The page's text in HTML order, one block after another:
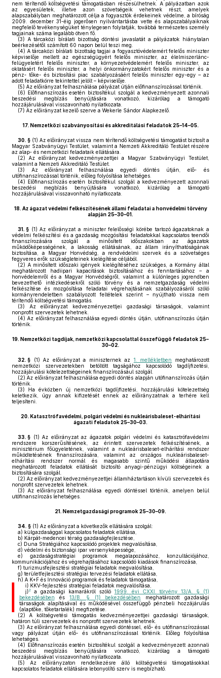
nem térítendő költségvetési támogatásban részesülhetnek. A pályázatban azok
az egyesületek, illetve azon szövetségeik vehetnek részt, amelyek
alapszabályban meghatározott célja a fogyasztók érdekeinek védelme, a bíróság
2009. december 31-éig jogerősen nyilvántartásba vette és alapszabályaiknak
megfelelő tevékenységüket ténylegesen folytatják, továbbá természetes személy
tagjainak száma legalább ötven fő.
(3) A tárcaközi bírálati bizottság döntési javaslatát a pályázatok hiánytalan
beérkezésétől számított 60 napon belül teszi meg.
(4) A tárcaközi bírálati bizottság tagjai a fogyasztóvédelemért felelős miniszter
képviselője mellett az egészségügyért felelős miniszter, az élelmiszerlánc-
felügyeletért felelős miniszter, a környezetvédelemért felelős miniszter, az
oktatásért felelős miniszter, a helyi önkormányzatokért felelős miniszter és a
pénz- tőke- és biztosítási piac szabályozásáért felelős miniszter egy-egy – az
adott feladatkörre tekintettel jelölt – képviselője.
(5) Az előirányzat felhasználása pályázat útján előfinanszírozással történik.
(6) Előfinanszírozás esetén biztosítékul szolgál a kedvezményezett azonnali
beszedési megbízás benyújtására vonatkozó, kizárólag a támogató
hozzájárulásával visszavonható nyilatkozata.
(7) Az előirányzat kezelő szerve a Wekerle Sándor Alapkezelő.
17. Nemzetközi szabványosítási és akkreditálási feladatok 25–14–05.
30. § (1) Az előirányzat vissza nem térítendő költségvetési támogatást biztosít a
Magyar Szabványügyi Testület, valamint a Nemzeti Akkreditáló Testület részére
az alap- és nemzetközi feladataik ellátására.
(2) Az előirányzat kedvezményezettjei a Magyar Szabványügyi Testület,
valamint a Nemzeti Akkreditáló Testület.
(3) Az előirányzat felhasználása egyedi döntés útján, elő- és
utófinanszírozással történik, előleg folyósítása lehetséges.
(4) Előfinanszírozás esetén biztosítékul szolgál a kedvezményezett azonnali
beszedési megbízás benyújtására vonatkozó, kizárólag a támogató
hozzájárulásával visszavonható nyilatkozata.
18. Az ágazat védelmi felkészítésének állami feladatai a honvédelmi törvény
alapján 25–30–01.
31. § (1) Az előirányzat a miniszter felelősségi körébe tartozó ágazatoknak a
védelmi felkészítési és a gazdaság mozgósítási feladatokkal kapcsolatos teendői
finanszírozására szolgál a minősített időszakokban az ágazatok
működőképességének, a lakosság ellátásának, az állam irányíthatóságának
biztosítása, a Magyar Honvédség, a rendvédelmi szervek és a szövetséges
fegyveres erők szükségleteinek kielégítése céljából.
(2) A minősített időszaki igények kielégítéséhez szükséges, a Kormány által
meghatározott hadiipari kapacitások biztosításához és fenntartásához – a
honvédelemről és a Magyar Honvédségről, valamint a különleges jogrendben
bevezethető intézkedésekről szóló törvény és a nemzetgazdaság védelmi
felkészítése és mozgósítása feladatai végrehajtásának szabályozásáról szóló
kormányrendeletben szabályozott feltételek szerint – nyújtható vissza nem
térítendő költségvetési támogatás.
(3) Az előirányzat kedvezményezettjei gazdasági társaságok, valamint
nonprofit szervezetek lehetnek.
(4) Az előirányzat felhasználása egyedi döntés útján, utófinanszírozás útján
történik.
19. Nemzetközi tagdíjak, nemzetközi kapcsolattal összefüggő feladatok 25–
30–02.
32. § (1) Az előirányzat a miniszternek az 1. mellékletben
meghatározott
nemzetközi szervezetekben betöltött tagságához kapcsolódó tagdíjfizetési,
hozzájárulási kötelezettségeinek finanszírozásául szolgál.
(2) Az előirányzat felhasználása egyedi döntés alapján utófinanszírozás útján
történik.
(3) Ha évközben új nemzetközi tagdíjfizetési, hozzájárulási kötelezettség
keletkezik, úgy annak kifizetését ennek az előirányzatnak a terhére kell
teljesíteni.
20. Katasztrófavédelmi, polgári védelmi és nukleárisbaleset-elhárítási
ágazati feladatok 25–30–03.
33. § (1) Az előirányzat az ágazatok polgári védelmi és katasztrófavédelmi
rendszere korszerűsítésének, az érintett szervezetek felkészítésének, a
minisztérium főügyeletének, valamint a nukleárisbaleset-elhárítási rendszer
működtetésének finanszírozására, valamint az országos nukleárisbaleset-
elhárítási rendszer normál és magasabb szintű működési állapotára
meghatározott feladatok ellátását biztosító anyagi-pénzügyi költségeinek a
biztosítására szolgál.
(2) Az előirányzat kedvezményezettjei államháztartáson kívüli szervezetek és
nonprofit szervezetek lehetnek.
(3) Az előirányzat felhasználása egyedi döntéssel történik, amelyen belül
utófinanszírozás lehetséges.
21. Nemzetgazdasági programok 25–30–09.
34. § (1) Az előirányzat a következők ellátására szolgál:
a) külgazdasággal kapcsolatos feladatok ellátása,
b) Kárpát-medencei térség gazdaságfejlesztése,
c) Duna Stratégiához kapcsolódó projektek megvalósítása,
d) védelmi és biztonsági ipar versenyképessége,
e) gazdaságstratégiai programok megalapozásához, konzultációjához,
kommunikációjához és végrehajtásához kapcsolódó kiadások finanszírozása,
f) turizmusfejlesztési stratégiai feladatok megvalósítása,
g) területfejlesztési stratégiai tervezési feladatok ellátása,
h) A K+F és Innováció programok és feladatok támogatása,
i) KKV-fejlesztési stratégiai feladatok megvalósítása,
j)2 a gazdasági kamarákról szóló 1999. évi CXXI. törvény 13/A. § (1)
bekezdésében és13/B. § (1) bekezdésében
meghatározott gazdasági
társaságok alapításával és működésével összefüggő pénzbeli hozzájárulás
(alaptőke, tőketartalék) megfizetése.
(2) A költségvetési támogatás kedvezményezettjei gazdasági társaságok,
határon túli szervezetek és nonprofit szervezetek lehetnek.
(3) Az előirányzat felhasználása egyedi döntéssel, elő- és utófinanszírozással
vagy pályázat útján elő- és utófinanszírozással történik. Előleg folyósítása
lehetséges.
(4) Előfinanszírozás esetén biztosítékul szolgál a kedvezményezett azonnali
beszedési megbízás benyújtására vonatkozó, kizárólag a támogató
hozzájárulásával visszavonható nyilatkozata.
(5) Az előirányzaton rendelkezésre álló költségvetési támogatásokkal
kapcsolatos feladatok ellátására lebonyolító szerv is megbízható.